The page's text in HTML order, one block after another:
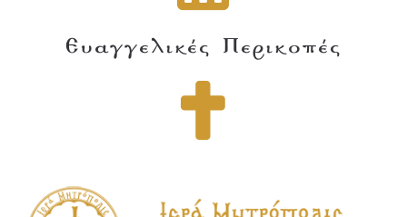
Ευαγγελικές Περικοπές